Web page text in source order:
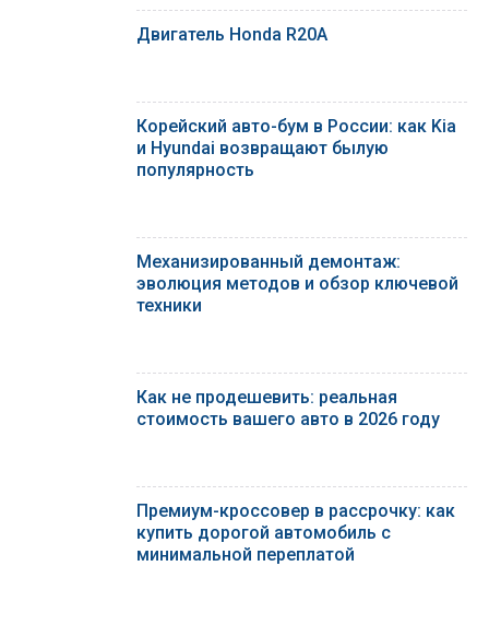
Двигатель Honda R20A
Корейский авто-бум в России: как Kia
и Hyundai возвращают былую
популярность
Механизированный демонтаж:
эволюция методов и обзор ключевой
техники
Как не продешевить: реальная
стоимость вашего авто в 2026 году
Премиум-кроссовер в рассрочку: как
купить дорогой автомобиль с
минимальной переплатой